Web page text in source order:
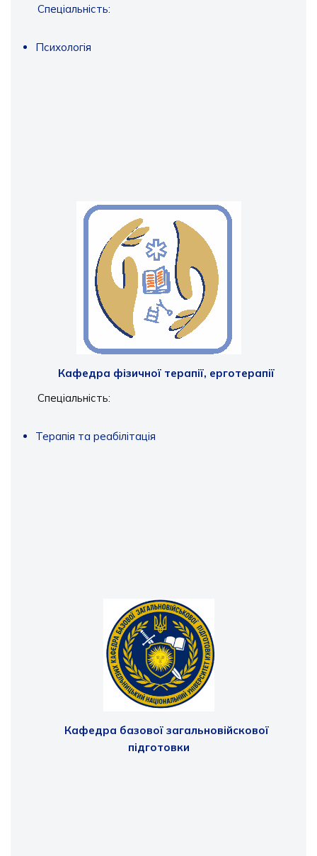
Спеціальність:
Психологія
Кафедра фізичної терапії, ерготерапії
Спеціальність:
Терапія та реабілітація
Кафедра базової загальновійскової
підготовки